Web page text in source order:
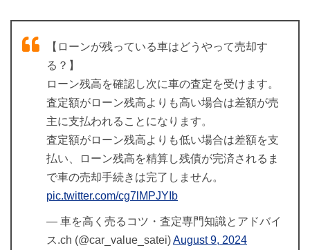
【ローンが残っている車はどうやって売却す
る？】
ローン残高を確認し次に車の査定を受けます。
査定額がローン残高よりも高い場合は差額が売
主に支払われることになります。
査定額がローン残高よりも低い場合は差額を支
払い、ローン残高を精算し残債が完済されるま
で車の売却手続きは完了しません。
pic.twitter.com/cg7lMPJYIb
— 車を高く売るコツ・査定専門知識とアドバイ
ス.ch (@car_value_satei)August 9, 2024